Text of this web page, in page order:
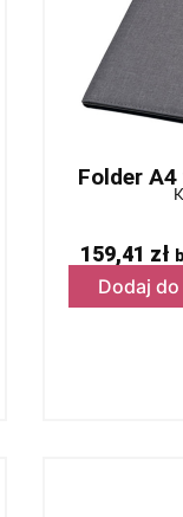
Folder A4
159,41 zł
Dodaj